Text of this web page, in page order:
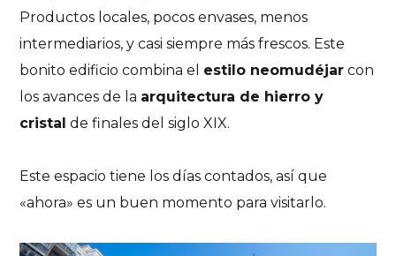
Productos locales, pocos envases, menos
intermediarios, y casi siempre más frescos. Este
bonito edificio combina el estilo neomudéjar con
los avances de la arquitectura de hierro y
cristal de finales del siglo XIX.
Este espacio tiene los días contados, así que
«ahora» es un buen momento para visitarlo.